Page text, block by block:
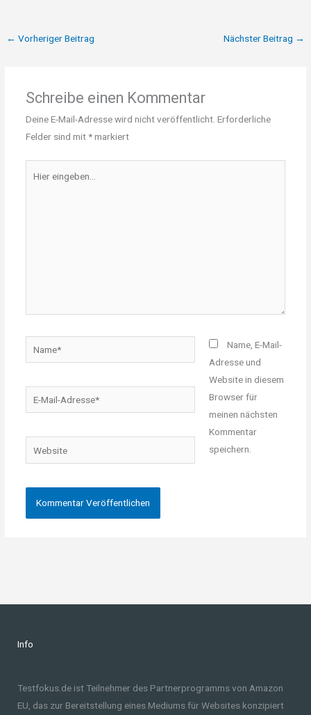
← Vorheriger Beitrag Nächster Beitrag →
Schreibe einen Kommentar
Deine E-Mail-Adresse wird nicht veröffentlicht. Erforderliche
Felder sind mit*markiert
eingeben…
Mail-
Website
Name, E-Mail-
Adresse und
Website in diesem
Browser für
meinen nächsten
Kommentar
speichern.
Info
Testfokus.de ist Teilnehmer des Partnerprogramms von Amazon
EU, das zur Bereitstellung eines Mediums für Websites konzipiert